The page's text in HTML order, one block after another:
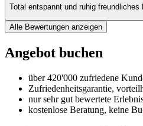
Total entspannt und ruhig
Alle Bewertungen anzeigen
Angebot buchen
über 420'000 zufriedene
Zufriedenheitsgarantie,
nur sehr gut bewertete
kostenlose Beratung, keine